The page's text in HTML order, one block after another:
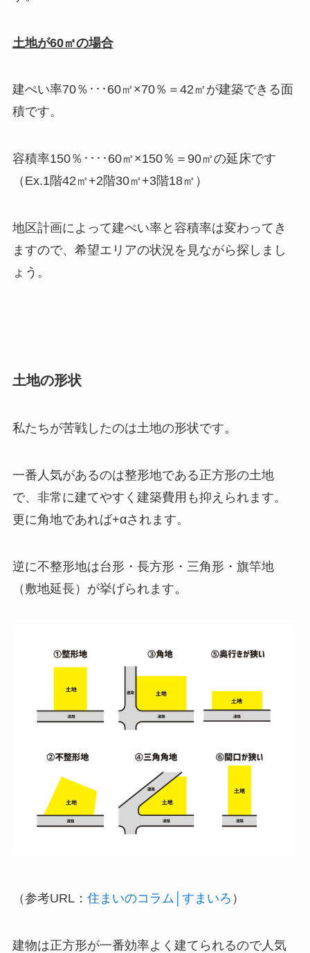
土地が60㎡の場合
建ぺい率70％･･･60㎡×70％＝42㎡が建築できる面
積です。
容積率150％････60㎡×150％＝90㎡の延床です
（Ex.1階42㎡+2階30㎡+3階18㎡）
地区計画によって建ぺい率と容積率は変わってき
ますので、希望エリアの状況を見ながら探しまし
ょう。
土地の形状
私たちが苦戦したのは土地の形状です。
一番人気があるのは整形地である正方形の土地
で、非常に建てやすく建築費用も抑えられます。
更に角地であれば+αされます。
逆に不整形地は台形・長方形・三角形・旗竿地
（敷地延長）が挙げられます。
（参考URL： 住まいのコラム│すまいろ ）
建物は正方形が一番効率よく建てられるので人気